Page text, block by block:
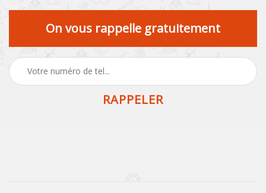
On vous rappelle gratuitement